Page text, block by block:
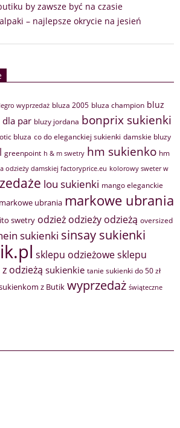
by zawsze być na czasie
alpaki – najlepsze okrycie na jesień
wyprzedaż bluza 2005 bluza champion bluz
dla par bluzy jordana bonprix sukienki
bluza co do eleganckiej sukienki damskie bluzy
greenpoint h & m swetry hm sukienko hm
odzieży damskiej factoryprice.eu kolorowy sweter w
lou sukienki mango eleganckie
markowe ubrania markowe ubrania
swetry odzież odzieży odzieżą oversized
sukienki sinsay sukienki
sklepu odzieżowesklepu
odzieżą sukienkie tanie sukienki do 50 zł
z Butik wyprzedaż świąteczne